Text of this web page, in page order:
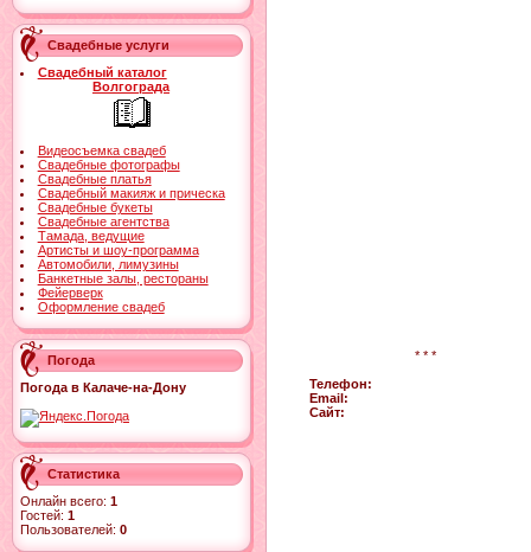
Свадебные услуги
Свадебный каталог
Волгограда
Видеосъемка свадеб
Свадебные фотографы
Свадебные платья
Свадебный макияж и прическа
Свадебные букеты
Свадебные агентства
Тамада, ведущие
Артисты и шоу-программа
Автомобили, лимузины
Банкетные залы, рестораны
Фейерверк
Оформление свадеб
Погода
Погода в Калаче-на-Дону
Статистика
Онлайн всего: 1
Гостей: 1
Пользователей: 0
* * *
Телефон:
Email:
Сайт: